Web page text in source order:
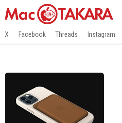
X Facebook Threads Instagram